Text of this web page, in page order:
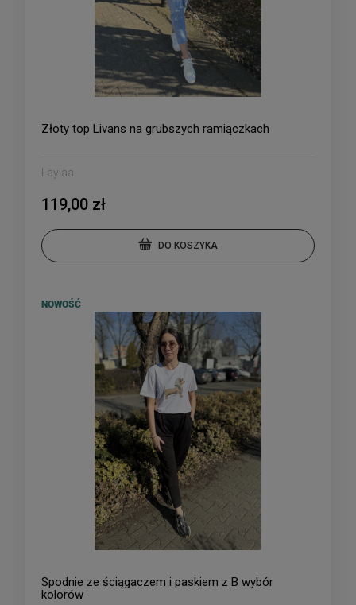
Złoty top Livans na grubszych ramiączkach
Laylaa
119,00 zł
DO KOSZYKA
Spodnie ze ściągaczem i paskiem z B wybór
kolorów
NOWOŚĆ